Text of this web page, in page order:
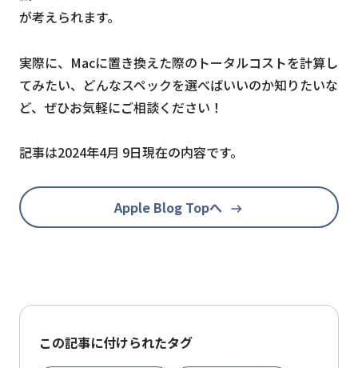
が考えられます。
実際に、Macに置き換えた際のトータルコストを計算し
てみたい、どんなスペックを選べばいいのか知りたいな
ど、ぜひお気軽にご相談ください！
記事は2024年4月 9日現在の内容です。
Apple Blog Topへ
この記事に付けられたタグ